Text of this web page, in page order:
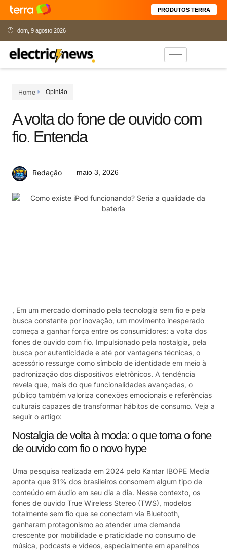
PRODUTOS TERRA
dom, 9 agosto 2026
Home Opinião
A volta do fone de ouvido com
fio. Entenda
Redação maio 3, 2026
, Em um mercado dominado pela tecnologia sem fio e pela
busca constante por inovação, um movimento inesperado
começa a ganhar força entre os consumidores: a volta dos
fones de ouvido com fio. Impulsionado pela nostalgia, pela
busca por autenticidade e até por vantagens técnicas, o
acessório ressurge como símbolo de identidade em meio à
padronização dos dispositivos eletrônicos. A tendência
revela que, mais do que funcionalidades avançadas, o
público também valoriza conexões emocionais e referências
culturais capazes de transformar hábitos de consumo. Veja a
seguir o artigo:
Nostalgia de volta à moda: o que torna o fone
de ouvido com fio o novo hype
Uma pesquisa realizada em 2024 pelo Kantar IBOPE Media
aponta que 91% dos brasileiros consomem algum tipo de
conteúdo em áudio em seu dia a dia. Nesse contexto, os
fones de ouvido True Wireless Stereo (TWS), modelos
totalmente sem fio que se conectam via Bluetooth,
ganharam protagonismo ao atender uma demanda
crescente por mobilidade e praticidade no consumo de
música, podcasts e vídeos, especialmente em aparelhos